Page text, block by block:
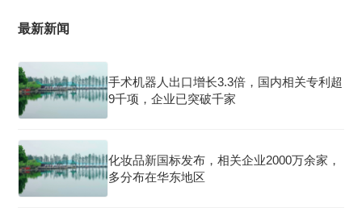
最新新闻
手术机器人出口增长3.3倍，国内相关专利超
9千项，企业已突破千家
化妆品新国标发布，相关企业2000万余家，
多分布在华东地区